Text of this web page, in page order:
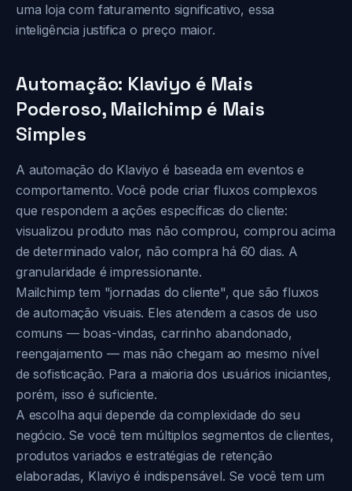
uma loja com faturamento significativo, essa
inteligência justifica o preço maior.
Automação: Klaviyo é Mais
Poderoso, Mailchimp é Mais
Simples
A automação do Klaviyo é baseada em eventos e
comportamento. Você pode criar fluxos complexos
que respondem a ações específicas do cliente:
visualizou produto mas não comprou, comprou acima
de determinado valor, não compra há 60 dias. A
granularidade é impressionante.
Mailchimp tem "jornadas do cliente", que são fluxos
de automação visuais. Eles atendem a casos de uso
comuns — boas-vindas, carrinho abandonado,
reengajamento — mas não chegam ao mesmo nível
de sofisticação. Para a maioria dos usuários iniciantes,
porém, isso é suficiente.
A escolha aqui depende da complexidade do seu
negócio. Se você tem múltiplos segmentos de clientes,
produtos variados e estratégias de retenção
elaboradas, Klaviyo é indispensável. Se você tem um